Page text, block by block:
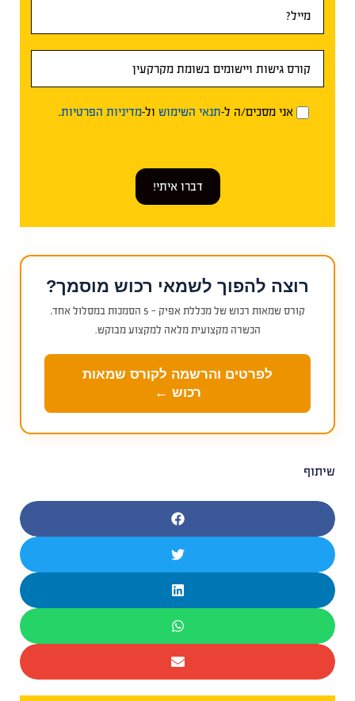
אני מסכים/ה ל-תנאי השימוש ול-מדיניות הפרטיות.
דברו איתי!
רוצה להפוך לשמאי רכוש מוסמך?
קורס שמאות רכוש של מכללת אפיק — 5 הסמכות במסלול אחד,
הכשרה מקצועית מלאה למקצוע מבוקש.
לפרטים והרשמה לקורס שמאות
רכוש ←
שיתוף